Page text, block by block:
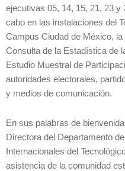
ejecutivas 05, 14, 15, 21, 23
cabo en las instalaciones del
Campus Ciudad de México,
Consulta de la Estadística de
Estudio Muestral de
autoridades electorales,
y medios de comunicación.
En sus palabras de
Directora del Departamento
Internacionales del
asistencia de la comunidad